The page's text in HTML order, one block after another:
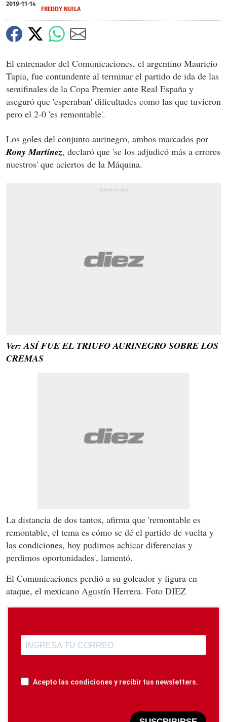
2019-11-14
FREDDY NUILA
El entrenador del Comunicaciones, el argentino Mauricio
Tapia, fue contundente al terminar el partido de ida de las
semifinales de la Copa Premier ante Real España y
aseguró que 'esperaban' dificultades como las que tuvieron
pero el 2-0 'es remontable'.
Los goles del conjunto aurinegro, ambos marcados por
Rony Martínez, declaró que 'se los adjudicó más a errores
nuestros' que aciertos de la Máquina.
Ver: ASÍ FUE EL TRIUFO AURINEGRO SOBRE LOS
CREMAS
La distancia de dos tantos, afirma que 'remontable es
remontable, el tema es cómo se dé el partido de vuelta y
las condiciones, hoy pudimos achicar diferencias y
perdimos oportunidades', lamentó.
El Comunicaciones perdió a su goleador y figura en
ataque, el mexicano Agustín Herrera. Foto DIEZ
Acepto las condiciones y recibir tus newsletters.